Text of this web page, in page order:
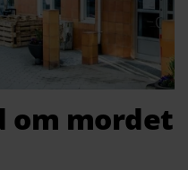
om mordet